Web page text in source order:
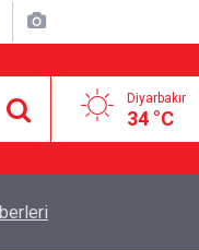
Diyarbakır
34 °C
maliyet bedelleri